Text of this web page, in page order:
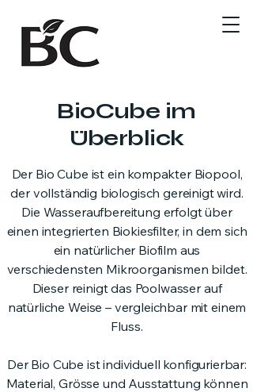
BioCube im
Überblick
Der Bio Cube ist ein kompakter Biopool,
der vollständig biologisch gereinigt wird.
Die Wasseraufbereitung erfolgt über
einen integrierten Biokiesfilter, in dem sich
ein natürlicher Biofilm aus
verschiedensten Mikroorganismen bildet.
Dieser reinigt das Poolwasser auf
natürliche Weise – vergleichbar mit einem
Fluss.
Der Bio Cube ist individuell konfigurierbar:
Material, Grösse und Ausstattung können